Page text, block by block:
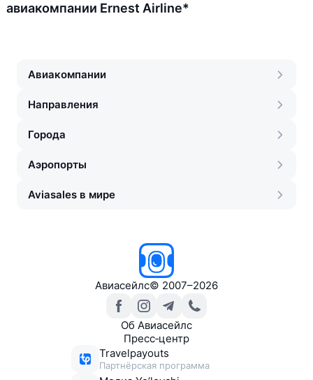
авиакомпании Ernest Airline*
Авиакомпании
Направления
Города
Аэропорты
Aviasales в мире
Авиасейлс© 2007–2026
Об Авиасейлс
Пресс‑центр
Travelpayouts
Партнёрская программа